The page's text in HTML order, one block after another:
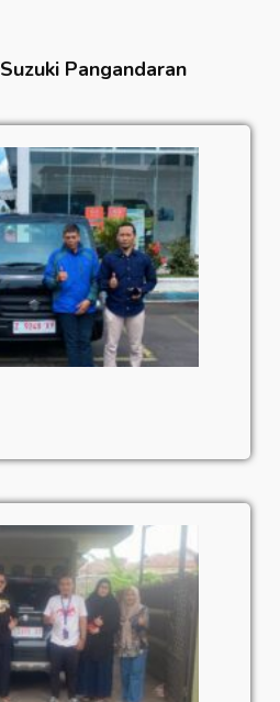
Suzuki Pangandaran